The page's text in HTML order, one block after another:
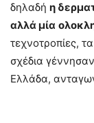
δηλαδή η
αλλά μία
τεχνοτροπίες,
σχέδια
Ελλάδα,